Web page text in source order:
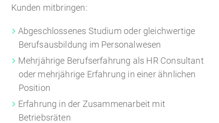
Kunden mitbringen:
Abgeschlossenes Studium oder gleichwertige
Berufsausbildung im Personalwesen
Mehrjährige Berufserfahrung als HR Consultant
oder mehrjährige Erfahrung in einer ähnlichen
Position
Erfahrung in der Zusammenarbeit mit
Betriebsräten